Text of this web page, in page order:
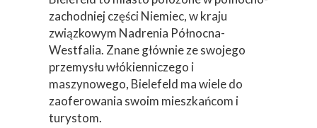
zachodniej części Niemiec, w kraju
związkowym Nadrenia Północna-
Westfalia. Znane głównie ze swojego
przemysłu włókienniczego i
maszynowego, Bielefeld ma wiele do
zaoferowania swoim mieszkańcom i
turystom.